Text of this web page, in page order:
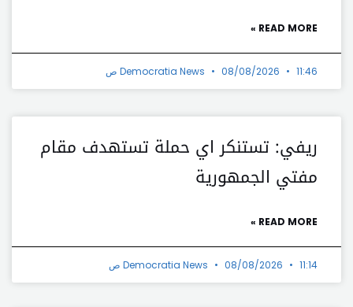
READ MORE »
Democratia News 08/08/2026 11:46 ص
ريفي: تستنكر اي حملة تستهدف مقام
مفتي الجمهورية
READ MORE »
Democratia News 08/08/2026 11:14 ص